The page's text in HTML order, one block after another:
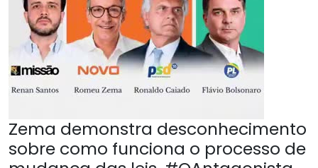
Zema demonstra desconhecimento
sobre como funciona o processo de